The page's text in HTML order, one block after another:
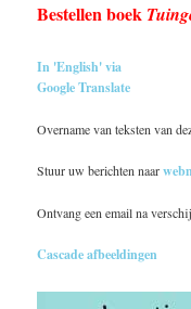
Bestellen boek
In 'English' via
Google Translate
Overname van teksten van
Stuur uw berichten naar
Ontvang een email na
Cascade afbeeldingen